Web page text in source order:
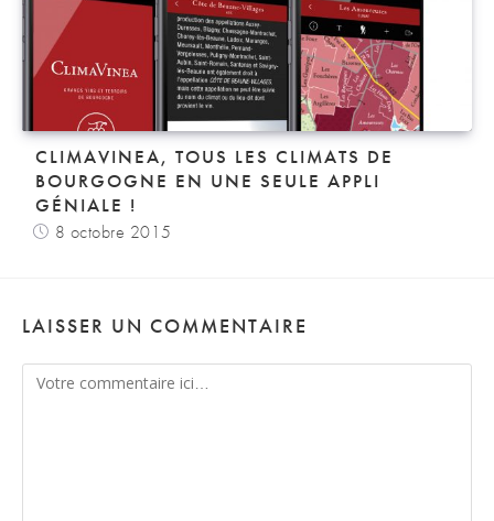
CLIMAVINEA, TOUS LES CLIMATS DE
BOURGOGNE EN UNE SEULE APPLI
GÉNIALE !
8 octobre 2015
LAISSER UN COMMENTAIRE
Comment